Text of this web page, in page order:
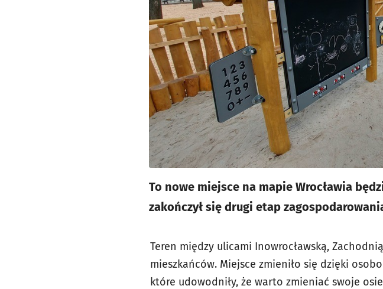
To nowe miejsce na mapie Wrocławia
zakończył się drugi etap
Teren między ulicami Inowrocławską,
mieszkańców. Miejsce zmieniło się dzięki
które udowodniły, że warto zmieniać swoje